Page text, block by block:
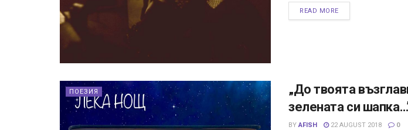
READ MORE
ПОЕЗИЯ
„До твоята
зелената си
BY AFISH 22 AUGUST 2018 0